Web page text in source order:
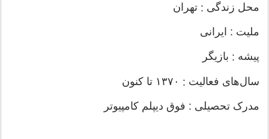
محل زندگی : تهران
ملیت : ایرانی
پیشه : بازیگر
سال‌های فعالیت : ۱۳۷۰ تا کنون
مدرک تحصیلی : فوق دیپلم کامپیوتر